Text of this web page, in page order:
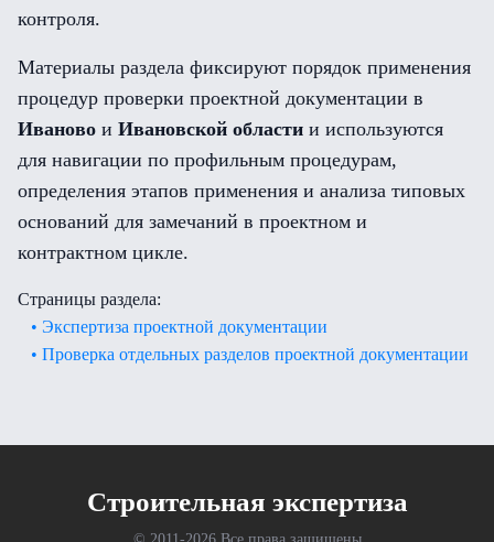
контроля.
Материалы раздела фиксируют порядок применения
процедур проверки проектной документации в
Иваново и Ивановской области и используются
для навигации по профильным процедурам,
определения этапов применения и анализа типовых
оснований для замечаний в проектном и
контрактном цикле.
Страницы раздела:
• Экспертиза проектной документации
• Проверка отдельных разделов проектной документации
Cтроительная экспертиза